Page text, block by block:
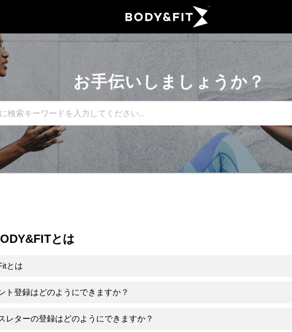
お手伝いしましょうか？
とは
とは
ト登録はどのようにできますか？
レターの登録はどのようにできますか？